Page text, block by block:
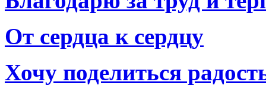
От сердца к сердцу
Хочу поделиться